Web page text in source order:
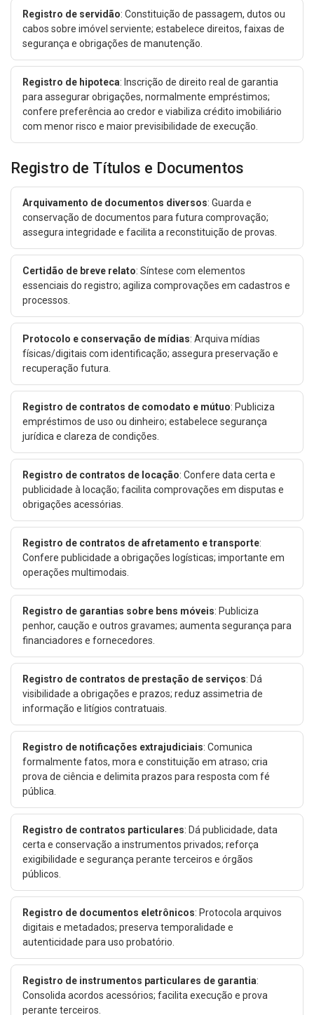
Registro de servidão: Constituição de passagem, dutos ou
cabos sobre imóvel serviente; estabelece direitos, faixas de
segurança e obrigações de manutenção.
Registro de hipoteca: Inscrição de direito real de garantia
para assegurar obrigações, normalmente empréstimos;
confere preferência ao credor e viabiliza crédito imobiliário
com menor risco e maior previsibilidade de execução.
Registro de Títulos e Documentos
Arquivamento de documentos diversos: Guarda e
conservação de documentos para futura comprovação;
assegura integridade e facilita a reconstituição de provas.
Certidão de breve relato: Síntese com elementos
essenciais do registro; agiliza comprovações em cadastros e
processos.
Protocolo e conservação de mídias: Arquiva mídias
físicas/digitais com identificação; assegura preservação e
recuperação futura.
Registro de contratos de comodato e mútuo: Publiciza
empréstimos de uso ou dinheiro; estabelece segurança
jurídica e clareza de condições.
Registro de contratos de locação: Confere data certa e
publicidade à locação; facilita comprovações em disputas e
obrigações acessórias.
Registro de contratos de afretamento e transporte:
Confere publicidade a obrigações logísticas; importante em
operações multimodais.
Registro de garantias sobre bens móveis: Publiciza
penhor, caução e outros gravames; aumenta segurança para
financiadores e fornecedores.
Registro de contratos de prestação de serviços: Dá
visibilidade a obrigações e prazos; reduz assimetria de
informação e litígios contratuais.
Registro de notificações extrajudiciais: Comunica
formalmente fatos, mora e constituição em atraso; cria
prova de ciência e delimita prazos para resposta com fé
pública.
Registro de contratos particulares: Dá publicidade, data
certa e conservação a instrumentos privados; reforça
exigibilidade e segurança perante terceiros e órgãos
públicos.
Registro de documentos eletrônicos: Protocola arquivos
digitais e metadados; preserva temporalidade e
autenticidade para uso probatório.
Registro de instrumentos particulares de garantia:
Consolida acordos acessórios; facilita execução e prova
perante terceiros.